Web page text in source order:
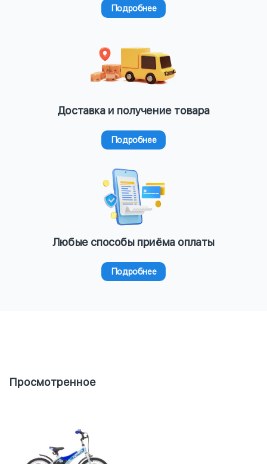
Подробнее
Доставка и получение товара
Подробнее
Любые способы приёма оплаты
Подробнее
Просмотренное